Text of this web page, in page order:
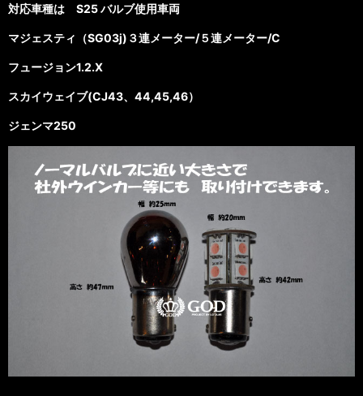
対応車種は S25 バルブ使用車両
マジェスティ（SG03j)３連メーター/５連メーター/C
フュージョン1.2.X
スカイウェイブ(CJ43、44,45,46）
ジェンマ250